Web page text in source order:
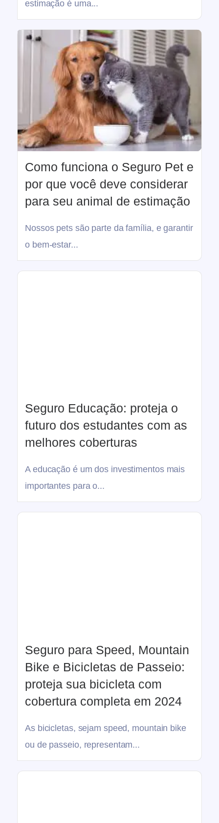
estimação é uma...
Como funciona o Seguro Pet e
por que você deve considerar
para seu animal de estimação
Nossos pets são parte da família, e garantir
o bem-estar...
Seguro Educação: proteja o
futuro dos estudantes com as
melhores coberturas
A educação é um dos investimentos mais
importantes para o...
Seguro para Speed, Mountain
Bike e Bicicletas de Passeio:
proteja sua bicicleta com
cobertura completa em 2024
As bicicletas, sejam speed, mountain bike
ou de passeio, representam...